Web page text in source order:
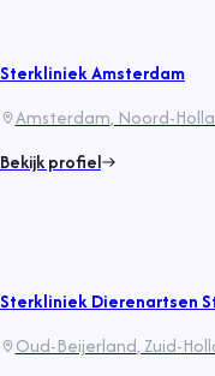
Sterkliniek Amsterdam
Amsterdam, Noord-
Bekijk profiel
Sterkliniek Dierenartsen
Oud-Beijerland, Zuid-